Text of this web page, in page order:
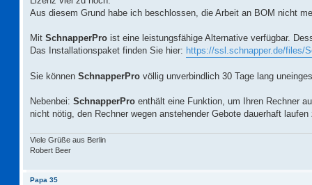
Aus diesem Grund habe ich beschlossen, die Arbeit an BOM nicht
Mit SchnapperPro ist eine leistungsfähige Alternative verfügbar.
Das Installationspaket finden Sie hier: https://ssl.schnapper.de/files/
Sie können SchnapperPro völlig unverbindlich 30 Tage lang
Nebenbei: SchnapperPro enthält eine Funktion, um Ihren Rechner
nicht nötig, den Rechner wegen anstehender Gebote dauerhaft
Viele Grüße aus Berlin
Robert Beer
Papa 35